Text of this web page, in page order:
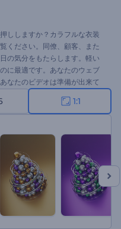
ししますか？カラフルな衣装
ください。同僚、顧客、また
の気分をもたらします。軽い
に最適です。あなたのウェブ
なたのビデオは準備が出来て
1:1